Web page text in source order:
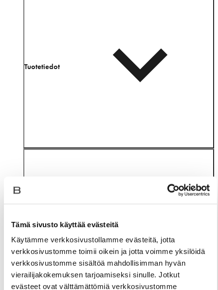
Tämä sivusto käyttää evästeitä
Käytämme verkkosivustollamme evästeitä, jotta
verkkosivustomme toimii oikein ja jotta voimme yksilöidä
verkkosivustomme sisältöä mahdollisimman hyvän
vierailijakokemuksen tarjoamiseksi sinulle. Jotkut
evästeet ovat välttämättömiä verkkosivustomme
Tuotetiedot